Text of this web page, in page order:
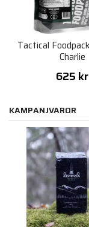
Tactical
Charlie
625 kr
KAMPANJVAROR